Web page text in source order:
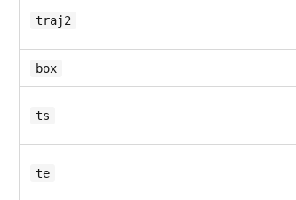
traj2
box
ts
te